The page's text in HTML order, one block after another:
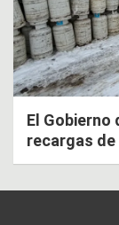
El Gobierno
recargas